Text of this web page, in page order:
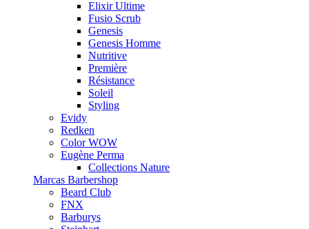
Elixir Ultime
Fusio Scrub
Genesis
Genesis Homme
Nutritive
Première
Résistance
Soleil
Styling
Evidy
Redken
Color WOW
Eugène Perma
Collections Nature
Marcas Barbershop
Beard Club
FNX
Barburys